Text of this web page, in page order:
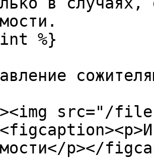
%}
src="/files/
p></